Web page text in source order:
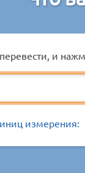
и
измерения: